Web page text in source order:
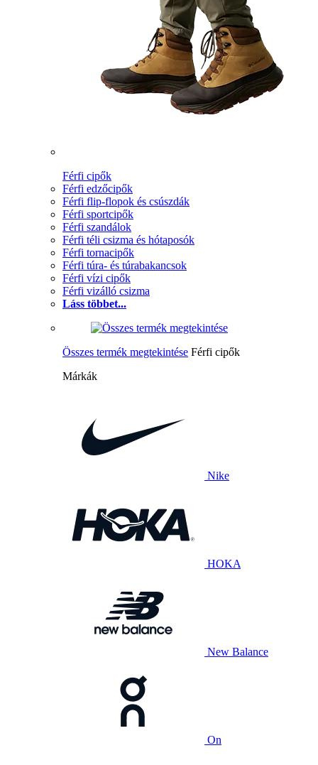
Férfi cipők
Férfi edzőcipők
Férfi flip-flopok és csúszdák
Férfi sportcipők
Férfi szandálok
Férfi téli csizma és hótaposók
Férfi tornacipők
Férfi túra- és túrabakancsok
Férfi vízi cipők
Férfi vizálló csizma
Láss többet...
Összes termék megtekintése Férfi cipők
Márkák
Nike
HOKA
New Balance
On